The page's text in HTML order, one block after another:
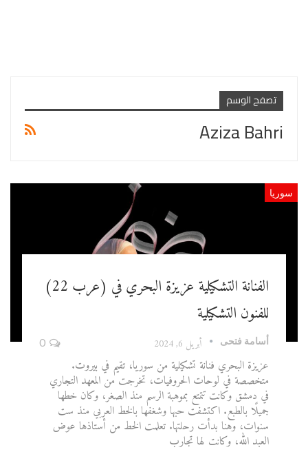
تصفح الوسم
Aziza Bahri
سوريا
الفنانة التشكيلية عزيزة البحري في (عرب 22)
للفنون التشكيلية
أسامة فتحى أبريل 6, 2024 0
عزيزة البحري فنانة تشكيلية من سوريا، تقيم في بيروت.
متخصصة في لوحات الحروفيات، تخرجت من المعهد التجاري
في دمشق وكانت تتمتع بموهبة الرسم منذ الصغر، وكان خطها
جميلًا بالطبع. اكتشفت حبها وشغفها بالخط العربي منذ ست
سنوات، وهنا بدأت رحلتها. تعلمت الخط من أستاذها عوض
العبد الله، وكانت لها تجارب